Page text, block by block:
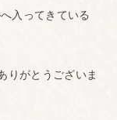
入ってきている
りがとうございま